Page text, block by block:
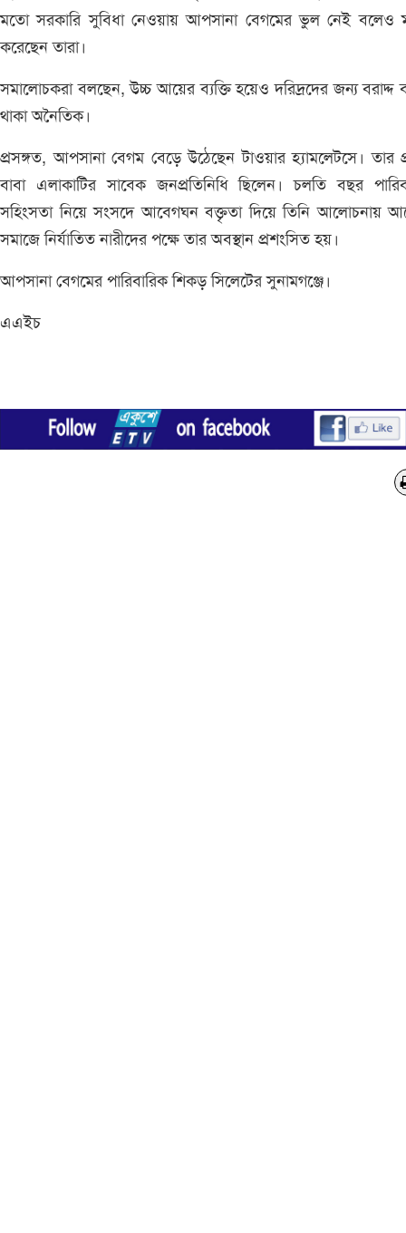
মতো সরকারি সুবিধা নেওয়ায় আপসানা বেগমের ভুল নেই বলেও
করেছেন তারা।
সমালোচকরা বলছেন, উচ্চ আয়ের ব্যক্তি হয়েও দরিদ্রদের জন্য বরাদ্দ
থাকা অনৈতিক।
প্রসঙ্গত, আপসানা বেগম বেড়ে উঠেছেন টাওয়ার হ্যামলেটসে। তার
বাবা এলাকাটির সাবেক জনপ্রতিনিধি ছিলেন। চলতি বছর
সহিংসতা নিয়ে সংসদে আবেগঘন বক্তৃতা দিয়ে তিনি আলোচনায়
সমাজে নির্যাতিত নারীদের পক্ষে তার অবস্থান প্রশংসিত হয়।
আপসানা বেগমের পারিবারিক শিকড় সিলেটের সুনামগঞ্জে।
এএইচ